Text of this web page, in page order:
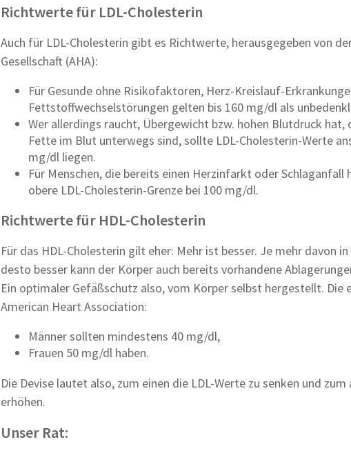
Richtwerte für LDL-Cholesterin
Auch für LDL-Cholesterin gibt es Richtwerte, herausgegeben von
Gesellschaft (AHA):
Für Gesunde ohne Risikofaktoren, Herz-Kreislauf-
Fettstoffwechselstörungen gelten bis 160 mg/dl als
Wer allerdings raucht, Übergewicht bzw. hohen Blutdruck hat,
Fette im Blut unterwegs sind, sollte LDL-Cholesterin-Werte
mg/dl liegen.
Für Menschen, die bereits einen Herzinfarkt oder Schlaganfall
obere LDL-Cholesterin-Grenze bei 100 mg/dl.
Richtwerte für HDL-Cholesterin
Für das HDL-Cholesterin gilt eher: Mehr ist besser. Je mehr davon
desto besser kann der Körper auch bereits vorhandene
Ein optimaler Gefäßschutz also, vom Körper selbst hergestellt. Die
American Heart Association:
Männer sollten mindestens 40 mg/dl,
Frauen 50 mg/dl haben.
Die Devise lautet also, zum einen die LDL-Werte zu senken und
erhöhen.
Unser Rat: